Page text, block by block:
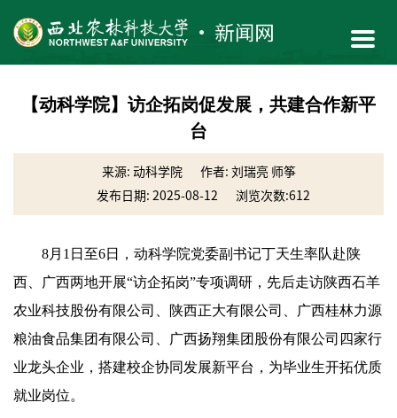
【动科学院】访企拓岗促发展，共建合作新平
台
来源: 动科学院
作者: 刘瑞亮 师筝
发布日期: 2025-08-12
浏览次数:612
8月1日至6日，动科学院党委副书记丁天生率队赴陕
西、广西两地开展“访企拓岗”专项调研，先后走访陕西石羊
农业科技股份有限公司、陕西正大有限公司、广西桂林力源
粮油食品集团有限公司、广西扬翔集团股份有限公司四家行
业龙头企业，搭建校企协同发展新平台，为毕业生开拓优质
就业岗位。